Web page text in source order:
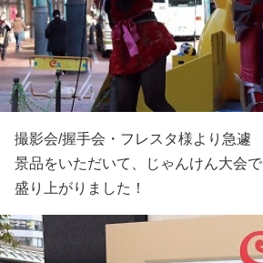
撮影会/握手会・フレスタ様より急遽
景品をいただいて、じゃんけん大会で
盛り上がりました！